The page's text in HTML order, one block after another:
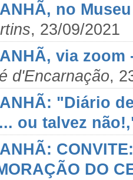
no
, 23/09/2021
via zoom
d'Encarnação,
"Diário
ou talvez
DO